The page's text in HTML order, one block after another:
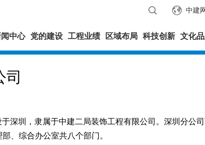
中建
中心 党的建设 工程业绩 区域布局 科技创新 文化
司
圳，隶属于中建二局装饰工程有限公司。深圳分公
、综合办公室共八个部门。